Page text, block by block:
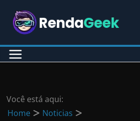
para
conteúdo
Você está aqui:
Home
Noticias